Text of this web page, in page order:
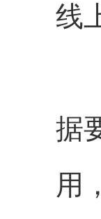
线
据
用